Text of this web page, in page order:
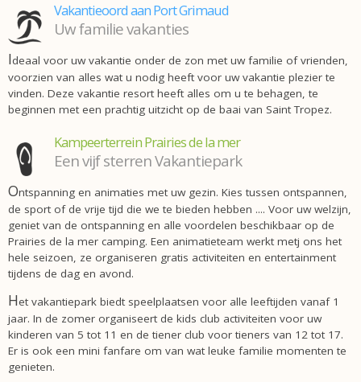
Vakantieoord aan Port Grimaud
uw familie vakanties
Ideaal voor uw vakantie onder de zon met uw familie of vrienden,
voorzien van alles wat u nodig heeft voor uw vakantie plezier te
vinden. Deze vakantie resort heeft alles om u te behagen, te
beginnen met een prachtig uitzicht op de baai van Saint Tropez.
Kampeerterrein Prairies de la mer
een vijf sterren Vakantiepark
Ontspanning en animaties met uw gezin. Kies tussen ontspannen,
de sport of de vrije tijd die we te bieden hebben .... Voor uw welzijn,
geniet van de ontspanning en alle voordelen beschikbaar op de
Prairies de la mer camping. Een animatieteam werkt metj ons het
hele seizoen, ze organiseren gratis activiteiten en entertainment
tijdens de dag en avond.
Het vakantiepark biedt speelplaatsen voor alle leeftijden vanaf 1
jaar. In de zomer organiseert de kids club activiteiten voor uw
kinderen van 5 tot 11 en de tiener club voor tieners van 12 tot 17.
Er is ook een mini fanfare om van wat leuke familie momenten te
genieten.